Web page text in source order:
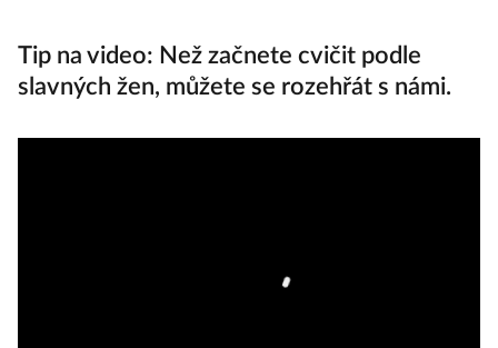
Tip na video: Než začnete cvičit podle
slavných žen, můžete se rozehřát s námi.